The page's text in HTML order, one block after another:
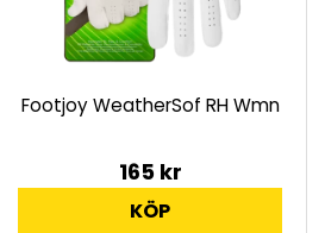
Footjoy WeatherSof RH Wmn
165 kr
KÖP